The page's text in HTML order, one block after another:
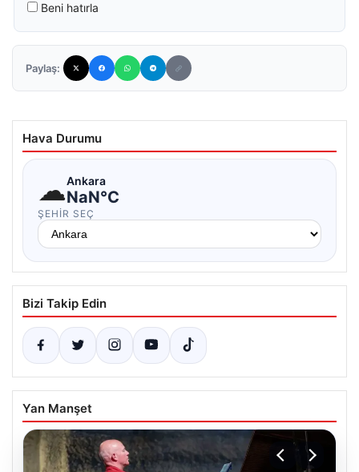
Beni hatırla
Paylaş:
Hava Durumu
☁Ankara
NaN°C
ŞEHIR SEÇ
Bizi Takip Edin
Yan Manşet